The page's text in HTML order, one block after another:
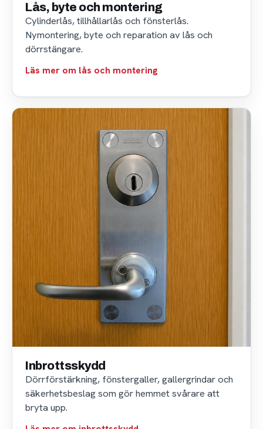
Lås, byte och montering
Cylinderlås, tillhållarlås och fönsterlås.
Nymontering, byte och reparation av lås och
dörrstängare.
Läs mer om lås och montering
Inbrottsskydd
Dörrförstärkning, fönstergaller, gallergrindar och
säkerhetsbeslag som gör hemmet svårare att
bryta upp.